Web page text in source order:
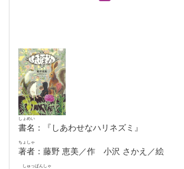
書名
しょめい
：『しあわせなハリネズミ』
著者
ちょしゃ
：藤野 恵美／作 小沢 さかえ／絵
しゅっぱんしゃ